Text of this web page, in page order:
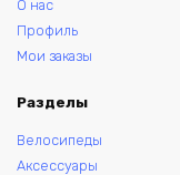
О нас
Профиль
Мои заказы
Разделы
Велосипеды
Аксессуары